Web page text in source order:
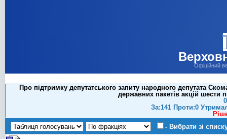
Офіційний
Про підтримку депутатського запиту народного депутата
державних пакетів акцій шести
За:141 Проти:0
- Вибрати зі